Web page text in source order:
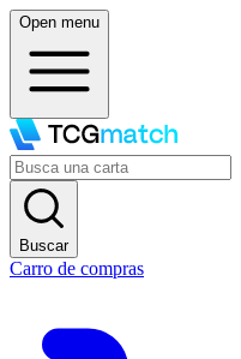
Open menu
Buscar
Carro de compras